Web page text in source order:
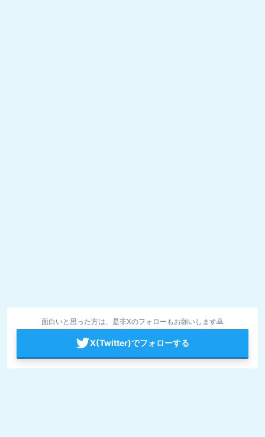
面白いと思った方は、是非Xのフォローもお願いします🙇
X(Twitter)でフォローする